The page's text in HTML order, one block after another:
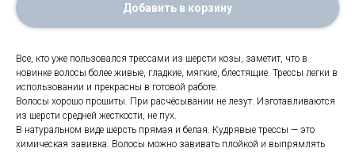
Добавить в корзину
Все, кто уже пользовался трессами из шерсти козы, заметит, что в
новинке волосы более живые, гладкие, мягкие, блестящие. Трессы легки в
использовании и прекрасны в готовой работе.
Волосы хорошо прошиты. При расчёсывании не лезут. Изготавливаются
из шерсти средней жесткости, не пух.
В натуральном виде шерсть прямая и белая. Кудрявые трессы — это
химическая завивка. Волосы можно завивать плойкой и выпрямлять